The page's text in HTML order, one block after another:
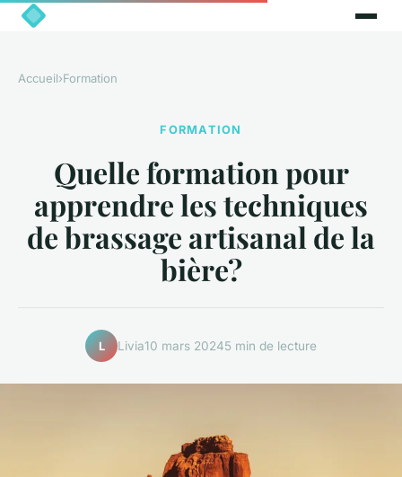
Accueil›Formation
FORMATION
Quelle formation pour
apprendre les techniques
de brassage artisanal de la
bière?
L Livia10 mars 20245 min de lecture